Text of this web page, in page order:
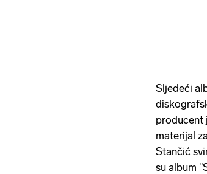
Sljedeći
producent
materijal
Stančić
su album